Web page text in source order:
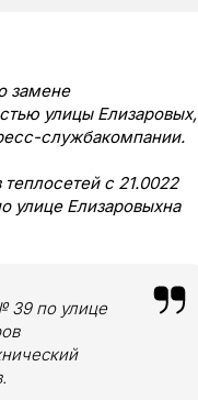
замене
улицы Елизаровых,
службакомпании.
с 21.0022
улице Елизаровыхна
39 по улице